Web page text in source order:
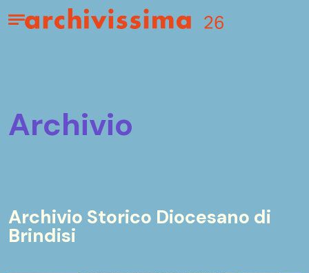
Home page
Apri il menu
archivio
Archivio Storico Diocesano di
Brindisi